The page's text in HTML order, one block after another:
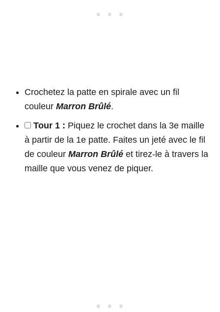
Crochetez la patte en spirale avec un fil
couleur Marron Brûlé.
Tour 1 : Piquez le crochet dans la 3e maille
à partir de la 1e patte. Faites un jeté avec le fil
de couleur Marron Brûlé et tirez-le à travers la
maille que vous venez de piquer.